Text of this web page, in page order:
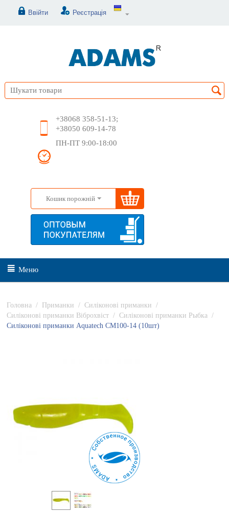
Ввійти Реєстрація
+38068 358-51-13;
+38050 609-14-78
ПН-ПТ 9:00-18:00
Кошик порожній
Меню
Головна / Приманки / Силіконові приманки
/
Силіконові приманки Віброхвіст / Силіконові приманки Рыбка
/
Силіконові приманки Aquatech СМ100-14 (10шт)